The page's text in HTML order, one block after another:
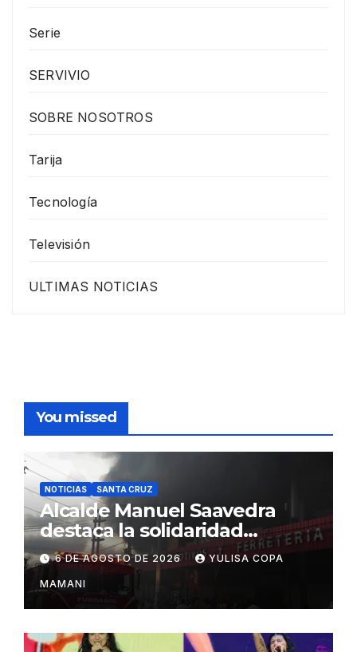
Serie
SERVIVIO
SOBRE NOSOTROS
Tarija
Tecnología
Televisión
ULTIMAS NOTICIAS
You missed
NOTICIAS SANTA CRUZ
Alcalde Manuel Saavedra
destaca la solidaridad
durante la emergencia en
Barrio Lindo
6 DE AGOSTO DE 2026 YULISA COPA
MAMANI